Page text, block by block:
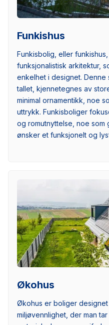
Funkishus
Funkisbolig, eller
funksjonalistisk arkitektur,
enkelhet i designet. Denne
tallet, kjennetegnes av
minimal ornamentikk, noe
uttrykk. Funkisboliger
og romutnyttelse, noe som
ønsker et funksjonelt og
Økohus
Økohus er boliger
miljøvennlighet, der man